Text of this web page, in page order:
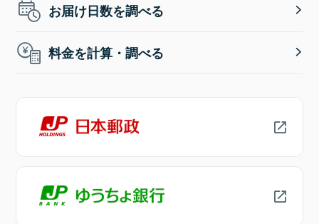
お届け日数を調べる
料金を計算・調べる